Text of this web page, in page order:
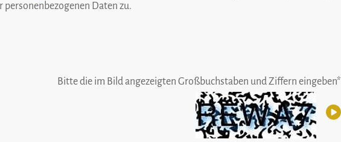
Daten zu.
Bitte die im Bild angezeigten Großbuchstaben und Ziffern eingeben*